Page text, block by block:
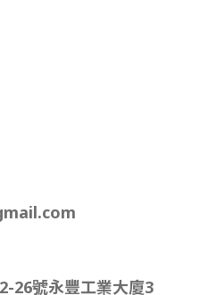
26號永豐工業大廈3